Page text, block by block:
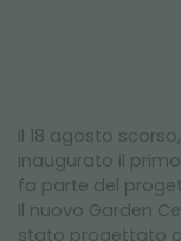
Il 18 agosto
inaugurato il primo
fa parte del
Il nuovo Garden
stato progettato